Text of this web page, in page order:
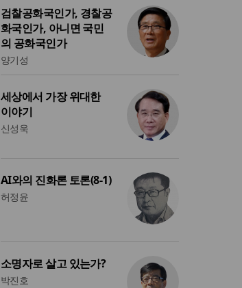
검찰공화국인가, 경찰공
화국인가, 아니면 국민
의 공화국인가
양기성
세상에서 가장 위대한
이야기
신성욱
AI와의 진화론 토론(8-1)
허정윤
소명자로 살고 있는가?
박진호